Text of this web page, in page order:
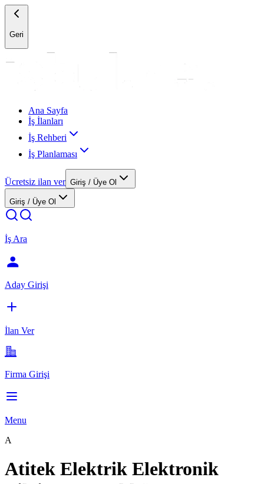
Geri
Ana Sayfa
İş İlanları
İş Rehberi
İş Planlaması
Ücretsiz ilan ver Giriş / Üye Ol
Giriş / Üye Ol
İş Ara
Aday Girişi
İlan Ver
Firma Girişi
Menu
A
Atitek Elektrik Elektronik